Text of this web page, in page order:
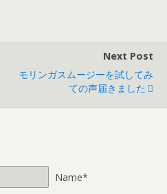
Next Post
モリンガスムージーを試してみ
ての声届きました
Name*